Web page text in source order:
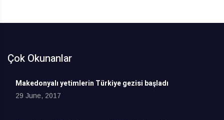
Çok Okunanlar
Makedonyalı yetimlerin Türkiye gezisi başladı
29 June, 2017